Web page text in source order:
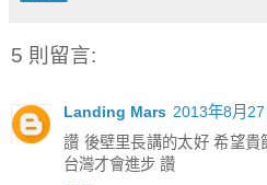
5 則留言:
Landing Mars 2013年8月
讚 後壁里長講的太好 希望貴
台灣才會進步 讚